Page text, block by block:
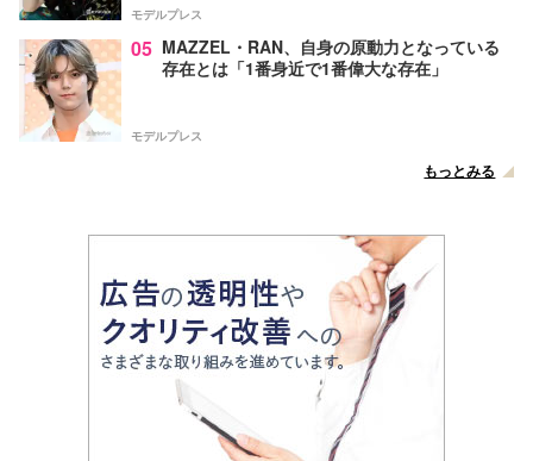
モデルプレス
05 MAZZEL・RAN、自身の原動力となっている
存在とは「1番身近で1番偉大な存在」
モデルプレス
もっとみる